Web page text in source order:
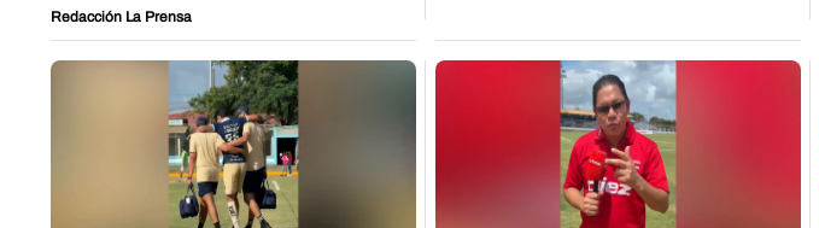
Redacción La Prensa